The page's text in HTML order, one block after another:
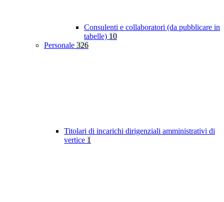
Consulenti e collaboratori (da pubblicare in
tabelle) 10
Personale 326
Titolari di incarichi dirigenziali amministrativi di
vertice 1